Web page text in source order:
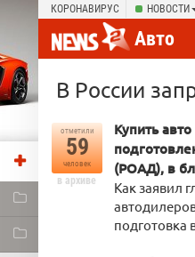
КОРОНАВИРУС НОВОСТИ
Авто
В России
отметили
59
человек
в архиве
Купить
(РОАД), в
Как заявил
подготовка